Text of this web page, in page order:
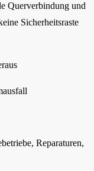
Querverbindung und
Sicherheitsraste
Reparaturen,